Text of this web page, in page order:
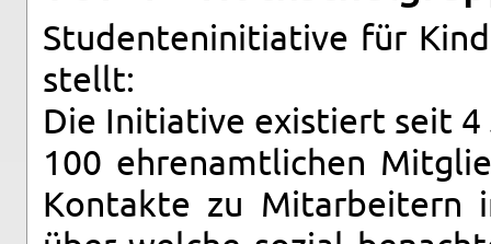
Stu­den­ten­in­itia­ti­ve für
stellt:
Die In­itia­ti­ve exis­tiert seit 4
100 eh­ren­amt­li­chen
Kon­tak­te zu Mit­ar­bei­tern